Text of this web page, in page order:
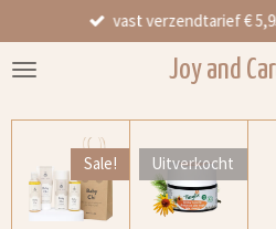
direct
naar
hoofdinhoud
Joy and
vast verzendtarief €
Sale! Uitverkocht